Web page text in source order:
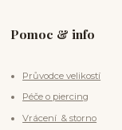
Pomoc & info
Průvodce velikostí
Péče o piercing
Vrácení & storno